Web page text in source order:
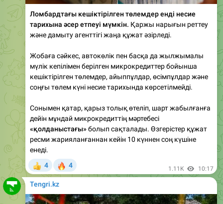
тарихына әсер етпеуі мүмкін.Қаржы нарығын реттеу
және дамыту агенттігі жаңа құжат әзірледі.
Жобаға сәйкес, автокөлік пен басқа да жылжымалы
кешіктірілген төлемдер, айыппұлдар, өсімпұлдар және
соңғы төлем күні несие тарихында көрсетілмейді.
Сонымен қатар, қарыз толық өтеліп, шарт жабылғанға
«қолданыстағы»болып сақталады. Өзгерістер құжат
ресми жарияланғаннан кейін 10 күннен соң күшіне
енеді.
4 4
Tengri.kz